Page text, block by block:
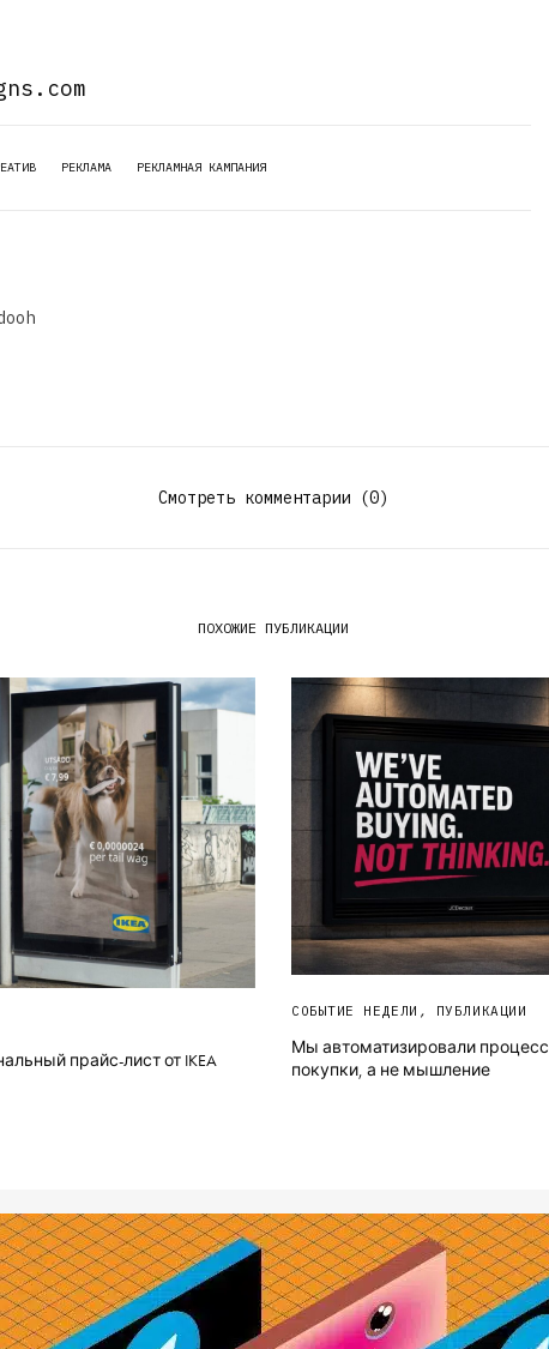
РЕКЛАМА РЕКЛАМНАЯ КАМПАНИЯ
Смотреть комментарии (0)
ПОХОЖИЕ ПУБЛИКАЦИИ
прайс-лист от IKEA
СОБЫТИЕ НЕДЕЛИ , ПУБЛИКАЦИИ
Мы автоматизировали процесс
покупки, а не мышление